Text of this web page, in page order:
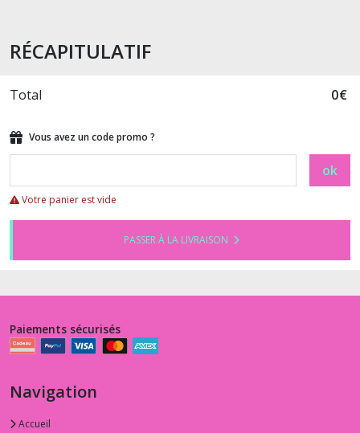
RÉCAPITULATIF
Total 0€
Vous avez un code promo ?
ok
Votre panier est vide
PASSER À LA LIVRAISON
Paiements sécurisés
Navigation
Accueil